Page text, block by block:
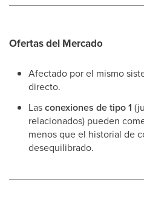
Ofertas del Mercado
Afectado por el mismo
directo.
Lasconexiones de tipo 1
relacionados) pueden
menos que el historial de
desequilibrado.